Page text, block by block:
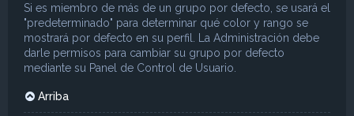
Si es miembro de más de un grupo por defecto, se usará el
"predeterminado" para determinar qué color y rango se
mostrará por defecto en su perfil. La Administración debe
darle permisos para cambiar su grupo por defecto
mediante su Panel de Control de Usuario.
Arriba